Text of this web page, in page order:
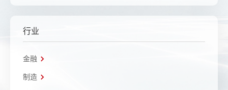
行业
金融
制造